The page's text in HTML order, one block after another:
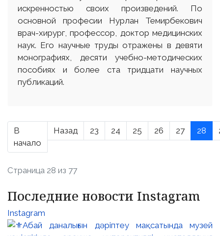
искренностью своих произведений. По
основной професии Нурлан Темирбекович
врач-хирург, профессор, доктор медицинских
наук. Его научные труды отражены в девяти
монографиях, десяти учебно-методических
пособиях и более ста тридцати научных
публикаций.
В
начало
Назад 23 24 25 26 27 28
Страница 28 из 77
Последние новости Instagram
Instagram